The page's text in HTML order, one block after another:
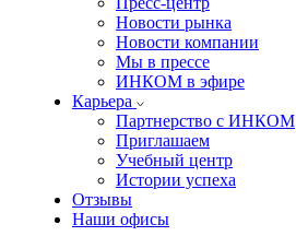
Новости рынка
Новости компании
Мы в прессе
ИНКОМ в эфире
Карьера
Партнерство с ИНКОМ
Приглашаем
Учебный центр
Истории успеха
Отзывы
Наши офисы